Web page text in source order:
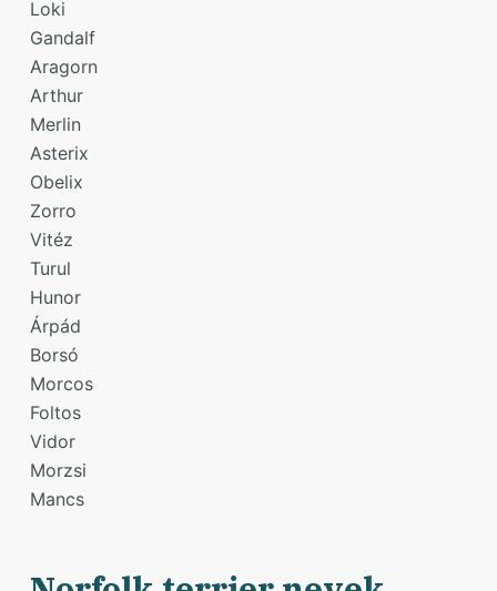
Loki
Gandalf
Aragorn
Arthur
Merlin
Asterix
Obelix
Zorro
Vitéz
Turul
Hunor
Árpád
Borsó
Morcos
Foltos
Vidor
Morzsi
Mancs